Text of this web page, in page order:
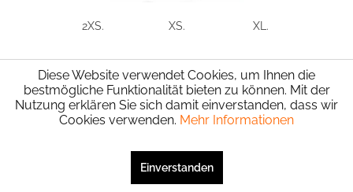
2XS. XS. XL.
Softgeschirr Boneville
23,95 € *
19,95 € *
Bestell-Nr.:11162-10-XXS
Diese Website verwendet Cookies, um Ihnen die
bestmögliche Funktionalität bieten zu können. Mit der
Nutzung erklären Sie sich damit einverstanden, dass wir
Cookies verwenden. Mehr Informationen
Einverstanden
(4.94 / 5)
Bewertungen bei: shopvote.de ⓘ